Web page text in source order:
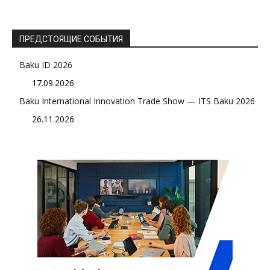
ПРЕДСТОЯЩИЕ СОБЫТИЯ
Baku ID 2026
17.09.2026
Baku International Innovation Trade Show — ITS Baku 2026
26.11.2026